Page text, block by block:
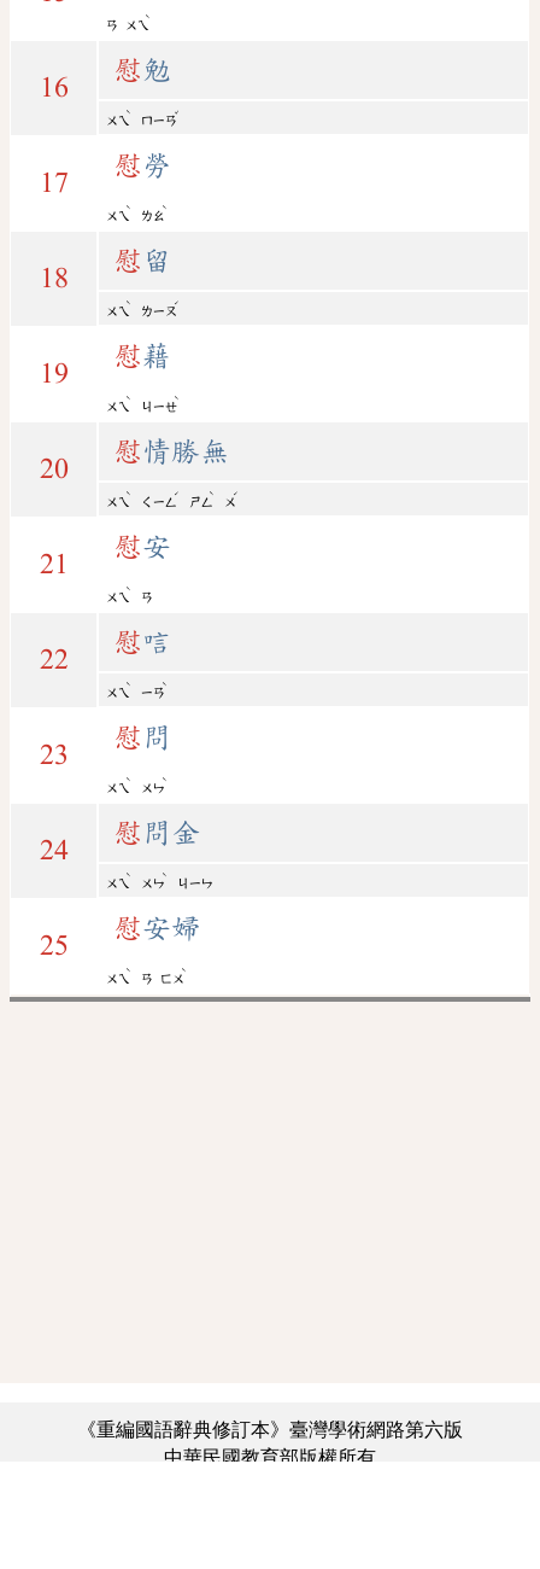
ㄢ ㄨㄟ
ˋ
16
慰 勉
ㄨㄟ
ˋ
ㄇㄧㄢ
ˇ
17
慰 勞
ㄨㄟ
ˋ
ㄌㄠ
ˋ
18
慰 留
ㄨㄟ
ˋ
ㄌㄧㄡ
ˊ
19
慰藉
ㄨㄟ
ˋ
ㄐㄧㄝ
ˋ
20
慰情勝無
ㄨㄟ
ˋ
ㄑㄧㄥ
ˊ
ㄕㄥ
ˋ
ㄨ
ˊ
21
慰安
ㄨㄟ
ˋ
ㄢ
22
慰唁
ㄨㄟ
ˋ
ㄧㄢ
ˋ
23
慰 問
ㄨㄟ
ˋ
ㄨㄣ
ˋ
24
慰 問金
ㄨㄟ
ˋ
ㄨㄣ
ˋ
ㄐㄧㄣ
25
慰安婦
ㄨㄟ
ˋ
ㄢ ㄈㄨ
ˋ
《重編國語辭典修訂本》臺灣學術網路第六版
中華民國教育部版權所有